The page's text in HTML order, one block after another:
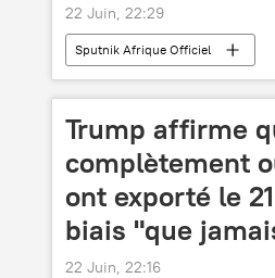
22 Juin, 22:29
Sputnik Afrique Officiel
Trump affirme
complètement
ont exporté le
biais "que
22 Juin, 22:16